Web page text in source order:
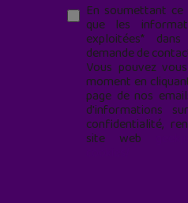
En soumettant ce
que les
exploitées*
demande de
Vous pouvez
moment en
page de nos
d'informations
confidentialité,
site web